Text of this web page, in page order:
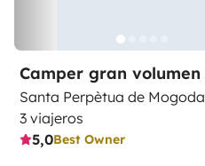
Camper gran volumen
Santa Perpètua de Mogoda
3 viajeros
5,0Best Owner